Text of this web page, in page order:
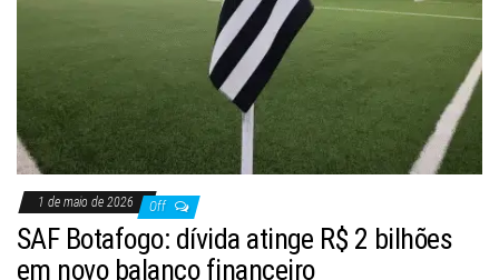
1 de maio de 2026 Off
SAF Botafogo: dívida atinge R$ 2 bilhões
em novo balanço financeiro